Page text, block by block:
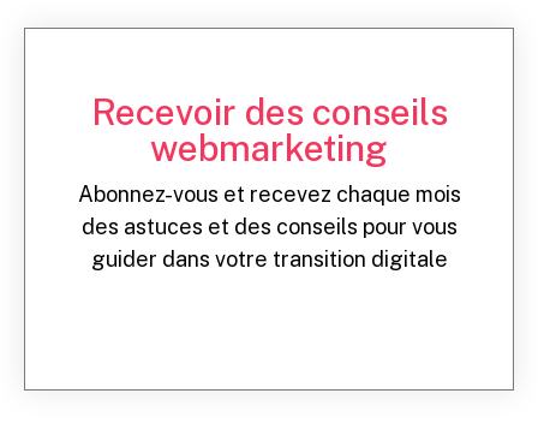
Recevoir des conseils
webmarketing
Abonnez-vous et recevez chaque mois
des astuces et des conseils pour vous
guider dans votre transition digitale